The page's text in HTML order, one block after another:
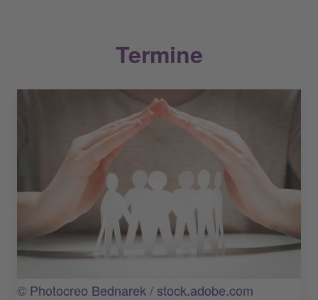
Termine
© Photocreo Bednarek / stock.adobe.com